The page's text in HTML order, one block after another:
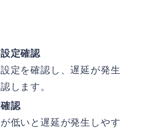
定確認
定を確認し、遅延が発生
します。
認
低いと遅延が発生しやす